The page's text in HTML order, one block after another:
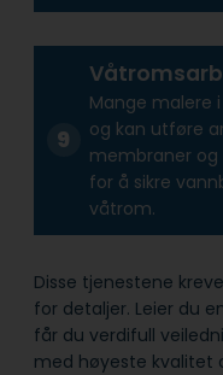
Mange malere
og kan utføre
membraner og
for å sikre
våtrom.
Disse tjenestene
for detaljer. Leier du
får du verdifull
med høyeste kvalitet